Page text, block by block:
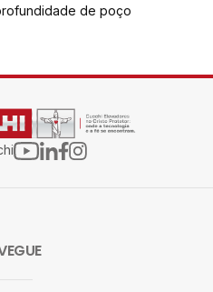
de poço